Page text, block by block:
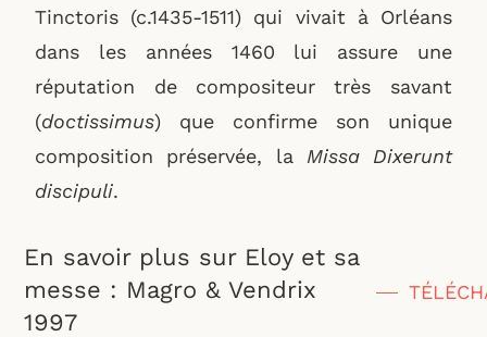
Tinctoris (c.1435-1511) qui vivait à Orléans
dans les années 1460 lui assure une
réputation de compositeur très savant
(doctissimus) que confirme son unique
composition préservée, la Missa Dixerunt
discipuli.
En savoir plus sur Eloy et sa
messe : Magro & Vendrix
1997